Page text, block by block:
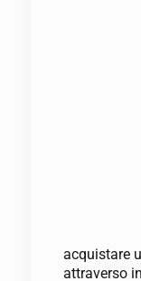
acquistare
attraverso